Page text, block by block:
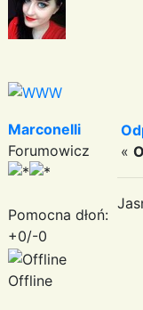
Marconelli
Forumowicz
Pomocna dłoń:
+0/-0
Offline
«